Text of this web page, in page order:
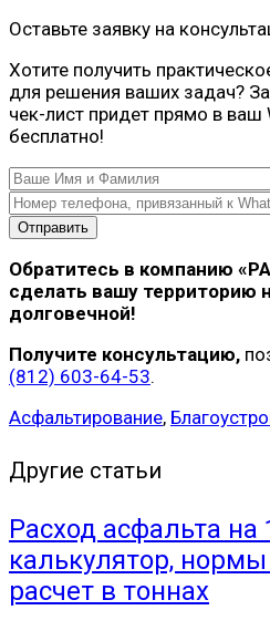
Оставьте заявку на
Хотите получить
для решения ваших задач?
чек-лист придет прямо в
бесплатно!
Обратитесь в компанию
сделать вашу территорию
долговечной!
Получите консультацию,
(812) 603-64-53.
Асфальтирование,
Другие статьи
Расход асфальта на
калькулятор,
расчет в тоннах